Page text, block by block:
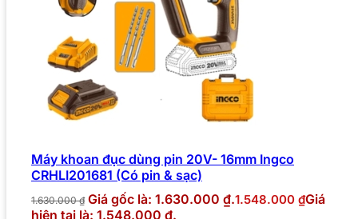
Máy khoan đục dùng pin 20V- 16mm Ingco
CRHLI201681 (Có pin & sạc)
1.630.000₫ Giá gốc là: 1.630.000 ₫.1.548.000 ₫Giá
hiện tại là: 1.548.000 ₫.